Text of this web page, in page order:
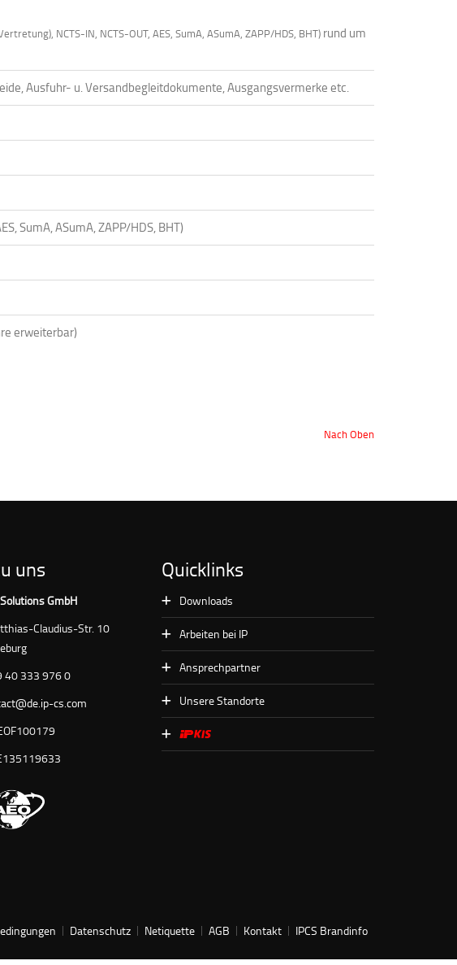
NCTS-IN, NCTS-OUT, AES, SumA, ASumA, ZAPP/HDS, BHT) rund um
Ausfuhr- u. Versandbegleitdokumente, Ausgangsvermerke etc.
SumA, ASumA, ZAPP/HDS, BHT)
erweiterbar)
Nach Oben
uns
GmbH
Claudius-Str. 10
40 333 976 0
cs.com
Quicklinks
Downloads
Arbeiten bei IP
Ansprechpartner
Unsere Standorte
Datenschutz Netiquette AGB Kontakt IPCS Brandinfo